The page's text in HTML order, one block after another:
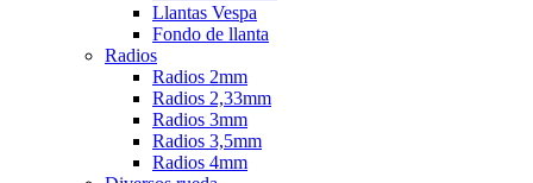
Llantas Vespa
Fondo de llanta
Radios
Radios 2mm
Radios 2,33mm
Radios 3mm
Radios 3,5mm
Radios 4mm